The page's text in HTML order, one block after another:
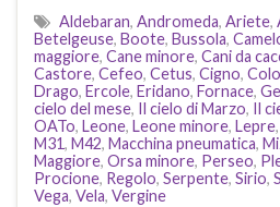
Aldebaran, Andromeda, Ariete,
Betelgeuse, Boote, Bussola,
maggiore, Cane minore, Cani da
Castore, Cefeo, Cetus, Cigno,
Drago, Ercole, Eridano, Fornace,
cielo del mese, Il cielo di Marzo, Il
OATo, Leone, Leone minore, Lepre,
M31, M42, Macchina pneumatica,
Maggiore, Orsa minore, Perseo,
Procione, Regolo, Serpente, Sirio,
Vega, Vela, Vergine